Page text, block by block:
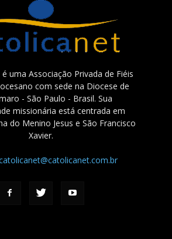
uma Associação Privada de Fiéis
com sede na Diocese de
- São Paulo - Brasil. Sua
missionária está centrada em
do Menino Jesus e São Francisco
Xavier.